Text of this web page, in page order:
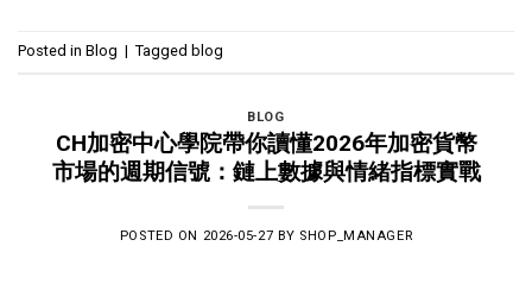
Posted in Blog | Tagged blog
BLOG
CH加密中心學院帶你讀懂2026年加密貨幣
市場的週期信號：鏈上數據與情緒指標實戰
POSTED ON 2026-05-27 BY SHOP_MANAGER